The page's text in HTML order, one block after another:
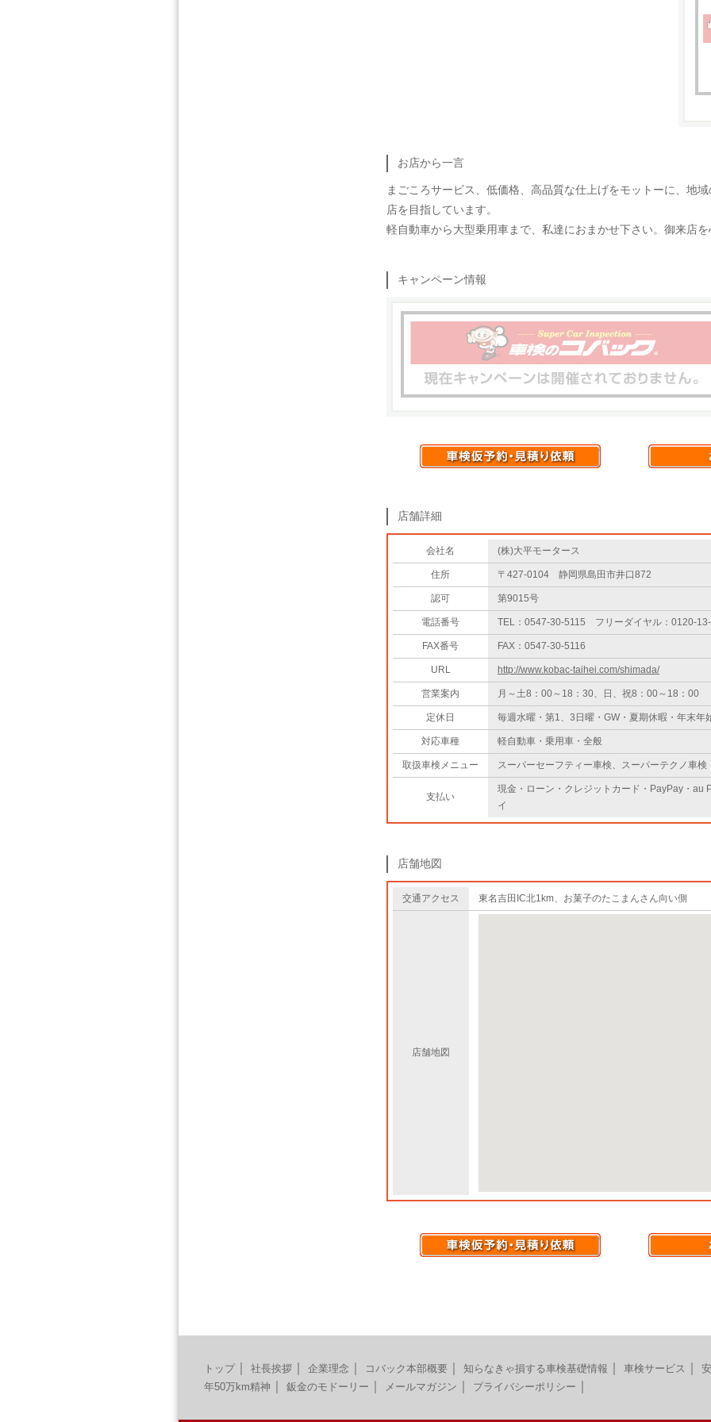
お店から一言
まごころサービス、低価格、高品質な仕上げをモットーに、地
店を目指しています。
軽自動車から大型乗用車まで、私達におまかせ下さい。御来店
キャンペーン情報
店舗詳細
会社名 (株)大平モータース
住所 〒427-0104 静岡県島田市井口872
認可 第9015号
電話番号 TEL：0547-30-5115 フリーダイヤル：0120-
FAX番号 FAX：0547-30-5116
URL http://www.kobac-taihei.com/shimada/
営業案内 月～土8：00～18：30、日、祝8：00～18：00
定休日 毎週水曜・第1、3日曜・GW・夏期休暇・年末年
対応車種 軽自動車・乗用車・全般
取扱車検メニュー スーパーセーフティー車検、スーパーテクノ車検
支払い
現金・ローン・クレジットカード・PayPay・au
イ
店舗地図
交通アクセス 東名吉田IC北1km、お菓子のたこまんさん向い側
店舗地図
トップ｜ 社長挨拶 企業理念 コバック本部概要 知らなきゃ損する車検基礎情報 車検サービス
年50万km精神
鈑金のモドーリー メールマガジン プライバシーポリシー